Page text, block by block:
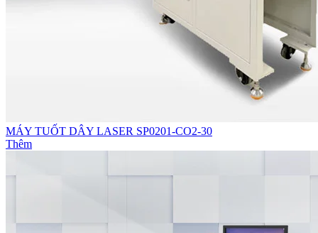
MÁY TUỐT DÂY LASER SP0201-CO2-30
Thêm